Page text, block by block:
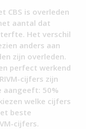
CBS is overleden
aantal dat
Het verschil
anders aan
zijn overleden.
perfect werkend
cijfers zijn
aangeeft: 50%
welke cijfers
beste
cijfers.